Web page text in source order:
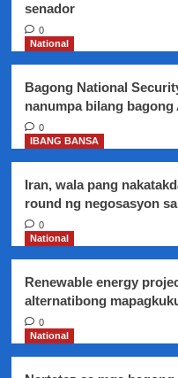
senador
0
National
Bagong National
nanumpa bilang
0
IBANG BANSA
Iran, wala pang
round ng negosasyon
0
National
Renewable energy
alternatibong
0
National